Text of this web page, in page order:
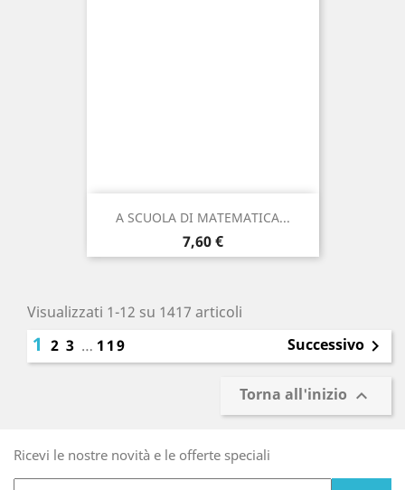
A SCUOLA DI MATEMATICA...
Prezzo
7,60 €
Visualizzati 1-12 su 1417 articoli
1 2 3 … 119 Successivo 
Torna all'inizio 
Ricevi le nostre novità e le offerte speciali